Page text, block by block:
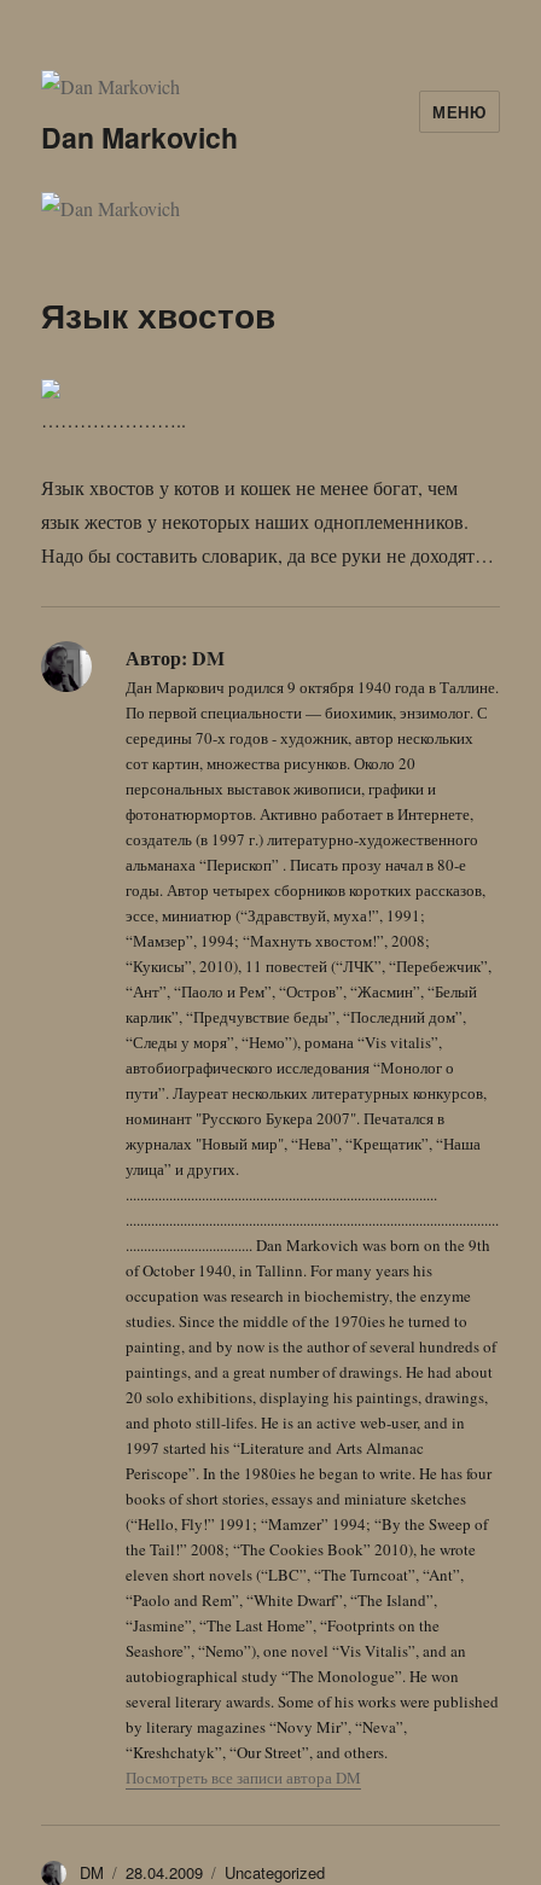
Dan Markovich
МЕНЮ
Язык хвостов
…………………..
Язык хвостов у котов и кошек не менее богат, чем
язык жестов у некоторых наших одноплеменников.
Надо бы составить словарик, да все руки не доходят…
Автор: DM
Дан Маркович родился 9 октября 1940 года в Таллине.
По первой специальности — биохимик, энзимолог. С
середины 70-х годов - художник, автор нескольких
сот картин, множества рисунков. Около 20
персональных выставок живописи, графики и
фотонатюрмортов. Активно работает в Интернете,
создатель (в 1997 г.) литературно-художественного
альманаха “Перископ” . Писать прозу начал в 80-е
годы. Автор четырех сборников коротких рассказов,
эссе, миниатюр (“Здравствуй, муха!”, 1991;
“Мамзер”, 1994; “Махнуть хвостом!”, 2008;
“Кукисы”, 2010), 11 повестей (“ЛЧК”, “Перебежчик”,
“Ант”, “Паоло и Рем”, “Остров”, “Жасмин”, “Белый
карлик”, “Предчувствие беды”, “Последний дом”,
“Следы у моря”, “Немо”), романа “Vis vitalis”,
автобиографического исследования “Монолог о
пути”. Лауреат нескольких литературных конкурсов,
номинант "Русского Букера 2007". Печатался в
журналах "Новый мир", “Нева”, “Крещатик”, “Наша
улица” и других.
......................................................................................
.......................................................................................................
................................... Dan Markovich was born on the 9th
of October 1940, in Tallinn. For many years his
occupation was research in biochemistry, the enzyme
studies. Since the middle of the 1970ies he turned to
painting, and by now is the author of several hundreds of
paintings, and a great number of drawings. He had about
20 solo exhibitions, displaying his paintings, drawings,
and photo still-lifes. He is an active web-user, and in
1997 started his “Literature and Arts Almanac
Periscope”. In the 1980ies he began to write. He has four
books of short stories, essays and miniature sketches
(“Hello, Fly!” 1991; “Mamzer” 1994; “By the Sweep of
the Tail!” 2008; “The Cookies Book” 2010), he wrote
eleven short novels (“LBC”, “The Turncoat”, “Ant”,
“Paolo and Rem”, “White Dwarf”, “The Island”,
“Jasmine”, “The Last Home”, “Footprints on the
Seashore”, “Nemo”), one novel “Vis Vitalis”, and an
autobiographical study “The Monologue”. He won
several literary awards. Some of his works were published
by literary magazines “Novy Mir”, “Neva”,
“Kreshchatyk”, “Our Street”, and others.
Посмотреть все записи автора DM
Автор
DM Опубликовано
28.04.2009 Рубрики
Uncategorized